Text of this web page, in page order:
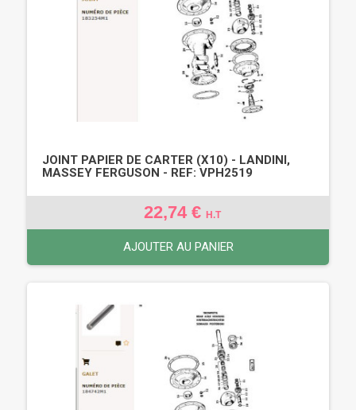
JOINT PAPIER DE CARTER (X10) - LANDINI,
MASSEY FERGUSON - REF: VPH2519
22,74 € H.T
AJOUTER AU PANIER